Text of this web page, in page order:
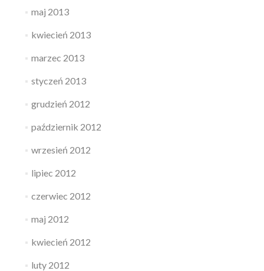
maj 2013
kwiecień 2013
marzec 2013
styczeń 2013
grudzień 2012
październik 2012
wrzesień 2012
lipiec 2012
czerwiec 2012
maj 2012
kwiecień 2012
luty 2012